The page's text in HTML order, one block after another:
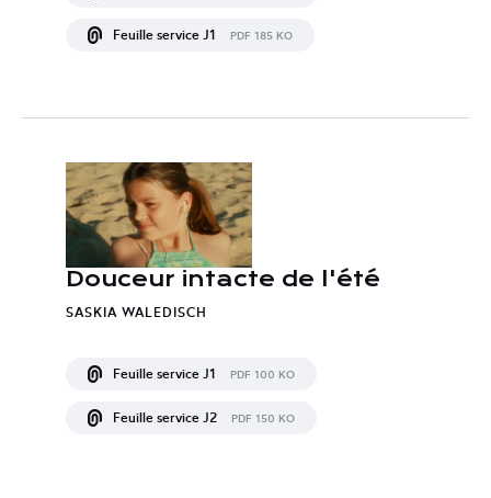
Feuille service J1 PDF 185 KO
Douceur intacte de l'été
SASKIA WALEDISCH
Feuille service J1 PDF 100 KO
Feuille service J2 PDF 150 KO